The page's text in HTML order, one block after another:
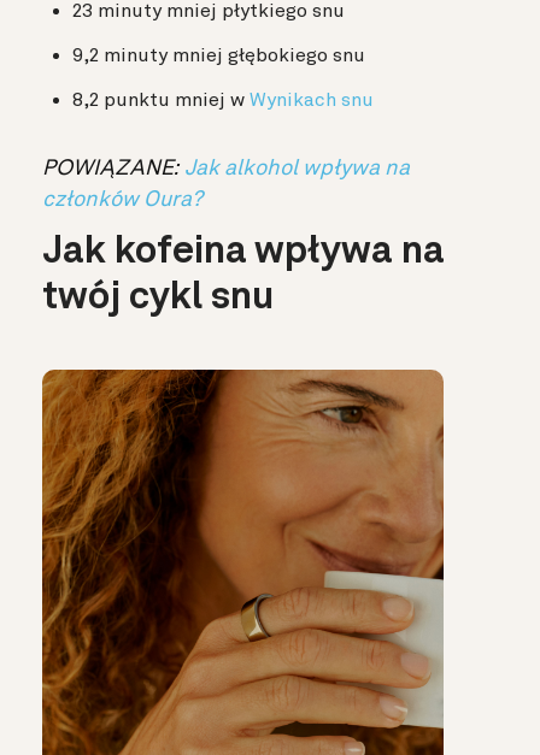
23 minuty mniej płytkiego snu
9,2 minuty mniej głębokiego snu
8,2 punktu mniej w Wynikach snu
POWIĄZANE: Jak alkohol wpływa na
członków Oura?
Jak kofeina wpływa na
twój cykl snu